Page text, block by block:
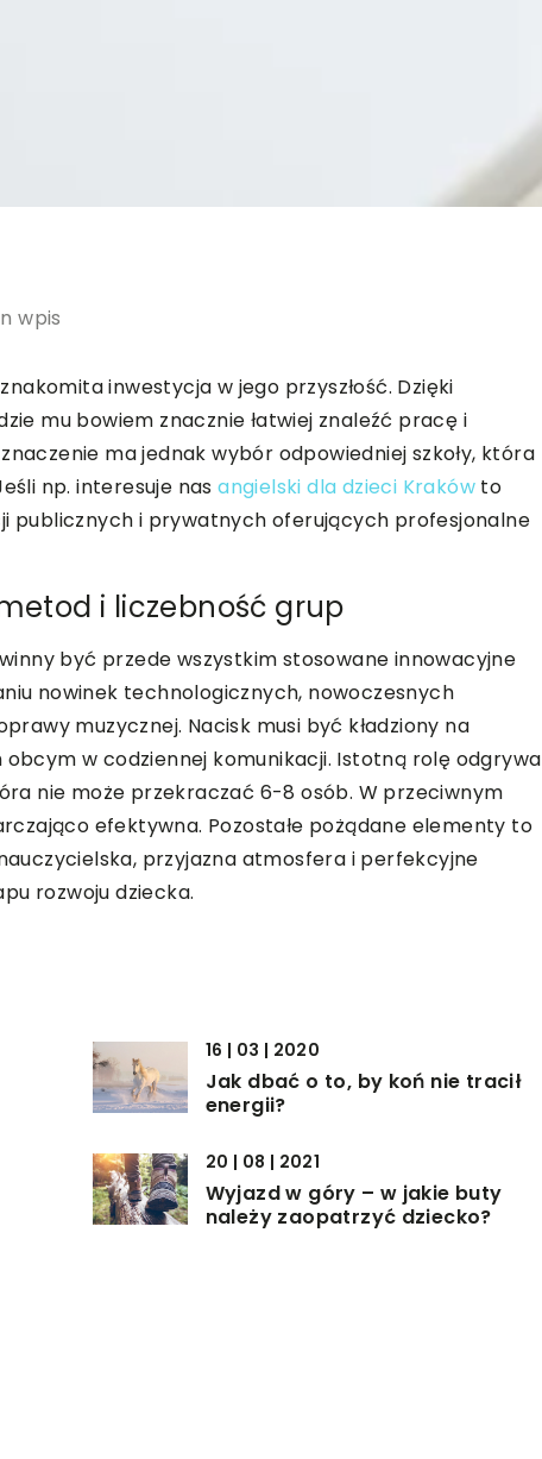
wpis
inwestycja w jego przyszłość. Dzięki
mu bowiem znacznie łatwiej znaleźć pracę i
ma jednak wybór odpowiedniej szkoły, która
np. interesuje nasangielski dla dzieci Kraków to
publicznych i prywatnych oferujących profesjonalne
i liczebność grup
być przede wszystkim stosowane innowacyjne
nowinek technologicznych, nowoczesnych
muzycznej. Nacisk musi być kładziony na
obcym w codziennej komunikacji. Istotną rolę odgrywa
nie może przekraczać 6-8 osób. W przeciwnym
efektywna. Pozostałe pożądane elementy to
przyjazna atmosfera i perfekcyjne
rozwoju dziecka.
16 | 03 | 2020
Jak dbać o to, by koń nie tracił
energii?
20 | 08 | 2021
Wyjazd w góry – w jakie buty
należy zaopatrzyć dziecko?